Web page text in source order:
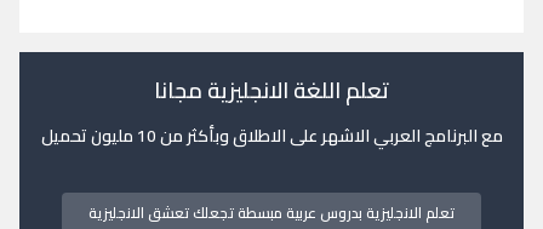
تعلم اللغة الانجليزية مجانا
مع البرنامج العربي الاشهر على الاطلاق وبأكثر من 10 مليون تحميل
تعلم الانجليزية بدروس عربية مبسطة تجعلك تعشق الانجليزية